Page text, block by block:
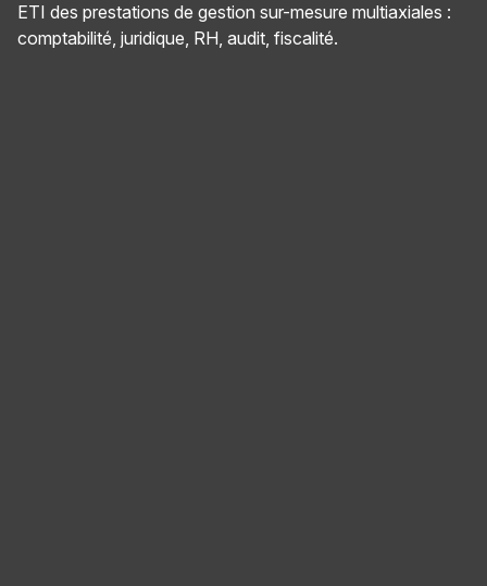
ETI des prestations de gestion sur-mesure multiaxiales :
comptabilité, juridique, RH, audit, fiscalité.